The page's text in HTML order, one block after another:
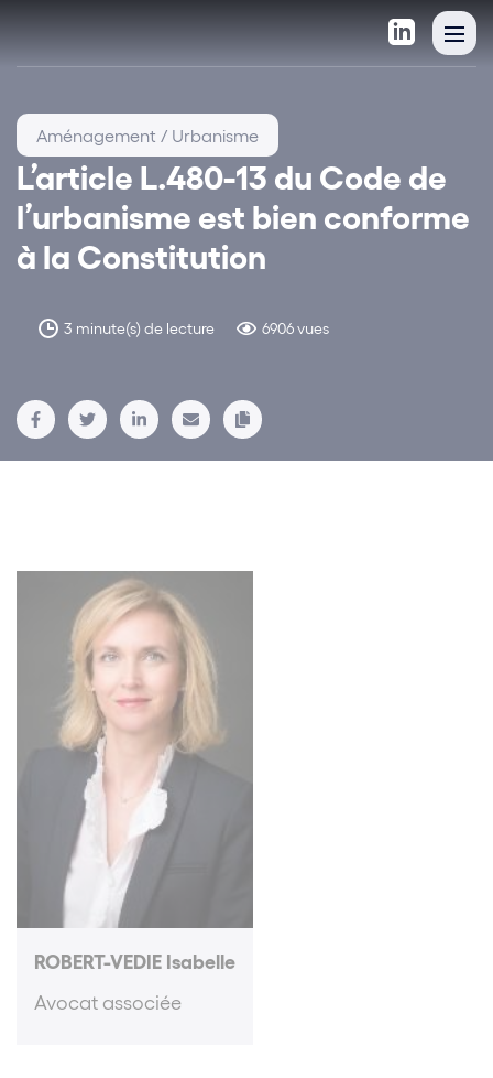
L’article L.480-13 du Code de
l’urbanisme est bien conforme
à la Constitution
3 minute(s) de lecture 6906 vues
Aménagement / Urbanisme
ROBERT-VEDIE Isabelle
Avocat associée